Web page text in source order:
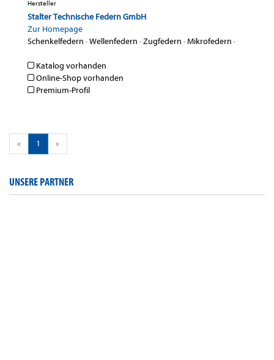
Hersteller
Stalter Technische Federn GmbH
Zur Homepage
Schenkelfedern ·Wellenfedern ·Zugfedern ·Mikrofedern ·
Katalog vorhanden
Online-Shop vorhanden
Premium-Profil
« 1 »
UNSERE PARTNER